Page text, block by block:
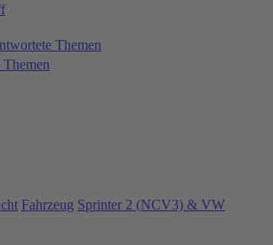
Themen
Fahrzeug Sprinter 2 (NCV3) & VW